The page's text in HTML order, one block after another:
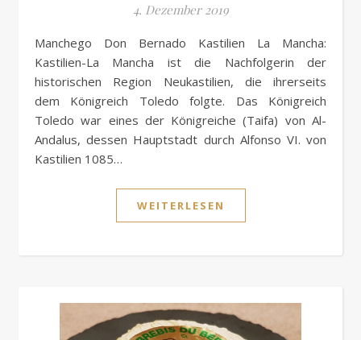
4. Dezember 2019
Manchego Don Bernado Kastilien La Mancha:
Kastilien-La Mancha ist die Nachfolgerin der
historischen Region Neukastilien, die ihrerseits
dem Königreich Toledo folgte. Das Königreich
Toledo war eines der Königreiche (Taifa) von Al-
Andalus, dessen Hauptstadt durch Alfonso VI. von
Kastilien 1085…
WEITERLESEN